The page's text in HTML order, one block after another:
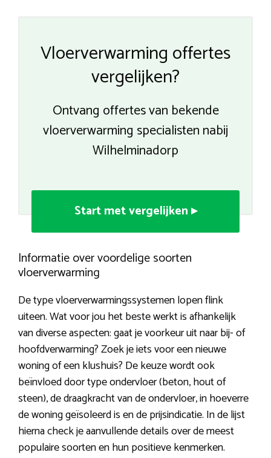
Vloerverwarming offertes
vergelijken?
Ontvang offertes van bekende
vloerverwarming specialisten nabij
Wilhelminadorp
Start met vergelijken ▸
Informatie over voordelige soorten
vloerverwarming
De type vloerverwarmingssystemen lopen flink
uiteen. Wat voor jou het beste werkt is afhankelijk
van diverse aspecten: gaat je voorkeur uit naar bij- of
hoofdverwarming? Zoek je iets voor een nieuwe
woning of een klushuis? De keuze wordt ook
beïnvloed door type ondervloer (beton, hout of
steen), de draagkracht van de ondervloer, in hoeverre
de woning geïsoleerd is en de prijsindicatie. In de lijst
hierna check je aanvullende details over de meest
populaire soorten en hun positieve kenmerken.